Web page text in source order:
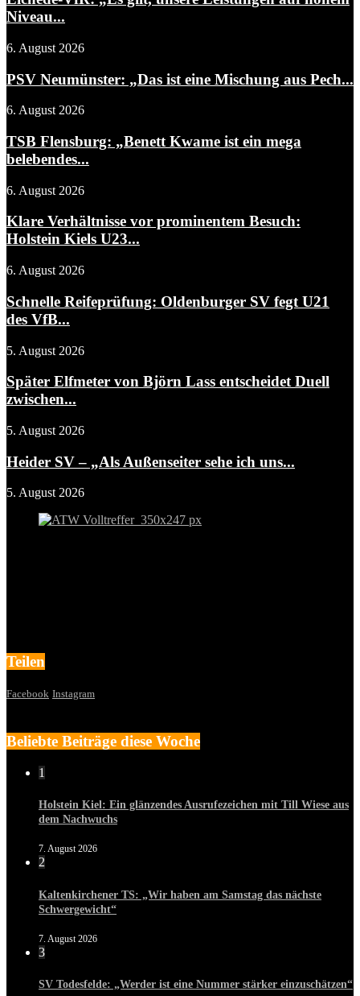
Niveau...
6. August 2026
PSV Neumünster: „Das ist eine Mischung aus Pech...
6. August 2026
TSB Flensburg: „Benett Kwame ist ein mega
belebendes...
6. August 2026
Klare Verhältnisse vor prominentem Besuch:
Holstein Kiels U23...
6. August 2026
Schnelle Reifeprüfung: Oldenburger SV fegt U21
des VfB...
5. August 2026
Später Elfmeter von Björn Lass entscheidet Duell
zwischen...
5. August 2026
Heider SV – „Als Außenseiter sehe ich uns...
5. August 2026
Teilen
Facebook Instagram
Beliebte Beiträge diese Woche
1
Holstein Kiel: Ein glänzendes Ausrufezeichen mit Till Wiese aus
dem Nachwuchs
7. August 2026
2
Kaltenkirchener TS: „Wir haben am Samstag das nächste
Schwergewicht“
7. August 2026
3
SV Todesfelde: „Werder ist eine Nummer stärker einzuschätzen“